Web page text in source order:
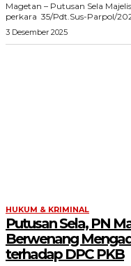
Magetan – Putusan Sela
perkara 35/Pdt.Sus-Parpol/
3 Desember 2025
HUKUM & KRIMINAL
Putusan Sela, PN
Berwenang
terhadap DPC PKB